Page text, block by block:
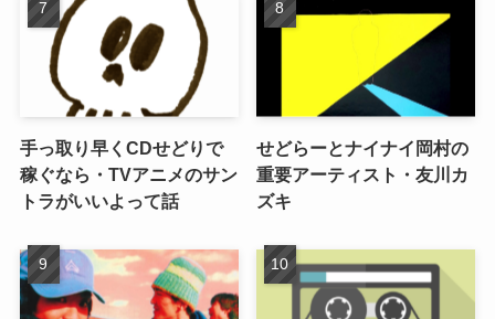
手っ取り早くCDせどりで
稼ぐなら・TVアニメのサン
トラがいいよって話
せどらーとナイナイ岡村の
重要アーティスト・友川カ
ズキ